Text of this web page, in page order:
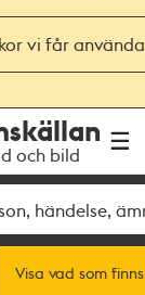
vi får använda
och bild
Visa vad som